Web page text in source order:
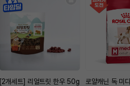
[2개세트] 리얼트릿 한우 50g
로얄캐닌 독 미